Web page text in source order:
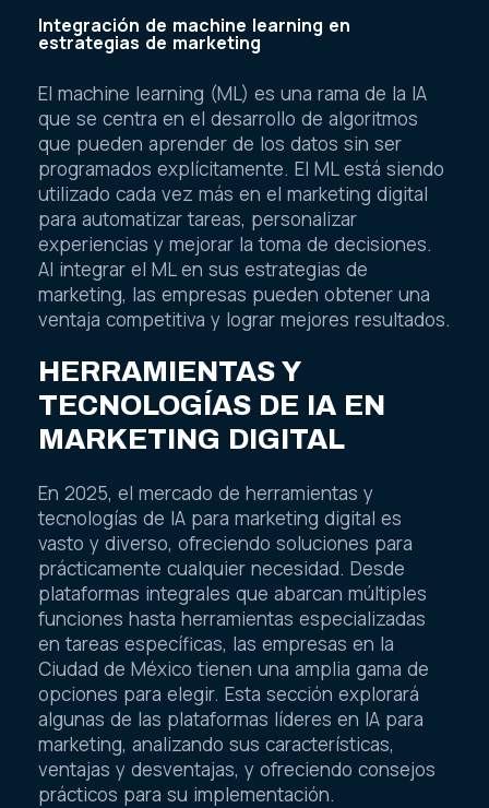
Integración de machine learning en
estrategias de marketing
El machine learning (ML) es una rama de la IA
que se centra en el desarrollo de algoritmos
que pueden aprender de los datos sin ser
programados explícitamente. El ML está siendo
utilizado cada vez más en el marketing digital
para automatizar tareas, personalizar
experiencias y mejorar la toma de decisiones.
Al integrar el ML en sus estrategias de
marketing, las empresas pueden obtener una
ventaja competitiva y lograr mejores resultados.
HERRAMIENTAS Y
TECNOLOGÍAS DE IA EN
MARKETING DIGITAL
En 2025, el mercado de herramientas y
tecnologías de IA para marketing digital es
vasto y diverso, ofreciendo soluciones para
prácticamente cualquier necesidad. Desde
plataformas integrales que abarcan múltiples
funciones hasta herramientas especializadas
en tareas específicas, las empresas en la
Ciudad de México tienen una amplia gama de
opciones para elegir. Esta sección explorará
algunas de las plataformas líderes en IA para
marketing, analizando sus características,
ventajas y desventajas, y ofreciendo consejos
prácticos para su implementación.